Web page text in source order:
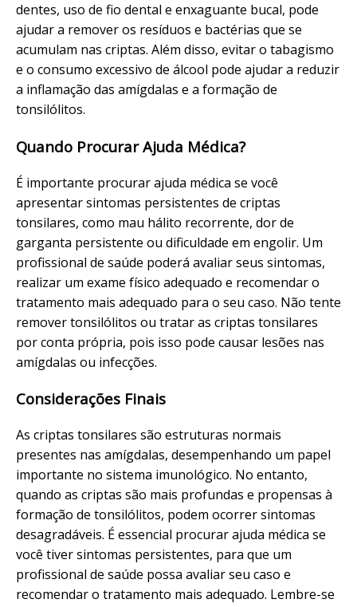
dentes, uso de fio dental e enxaguante bucal, pode
ajudar a remover os resíduos e bactérias que se
acumulam nas criptas. Além disso, evitar o tabagismo
e o consumo excessivo de álcool pode ajudar a reduzir
a inflamação das amígdalas e a formação de
tonsilólitos.
Quando Procurar Ajuda Médica?
É importante procurar ajuda médica se você
apresentar sintomas persistentes de criptas
tonsilares, como mau hálito recorrente, dor de
garganta persistente ou dificuldade em engolir. Um
profissional de saúde poderá avaliar seus sintomas,
realizar um exame físico adequado e recomendar o
tratamento mais adequado para o seu caso. Não tente
remover tonsilólitos ou tratar as criptas tonsilares
por conta própria, pois isso pode causar lesões nas
amígdalas ou infecções.
Considerações Finais
As criptas tonsilares são estruturas normais
presentes nas amígdalas, desempenhando um papel
importante no sistema imunológico. No entanto,
quando as criptas são mais profundas e propensas à
formação de tonsilólitos, podem ocorrer sintomas
desagradáveis. É essencial procurar ajuda médica se
você tiver sintomas persistentes, para que um
profissional de saúde possa avaliar seu caso e
recomendar o tratamento mais adequado. Lembre-se